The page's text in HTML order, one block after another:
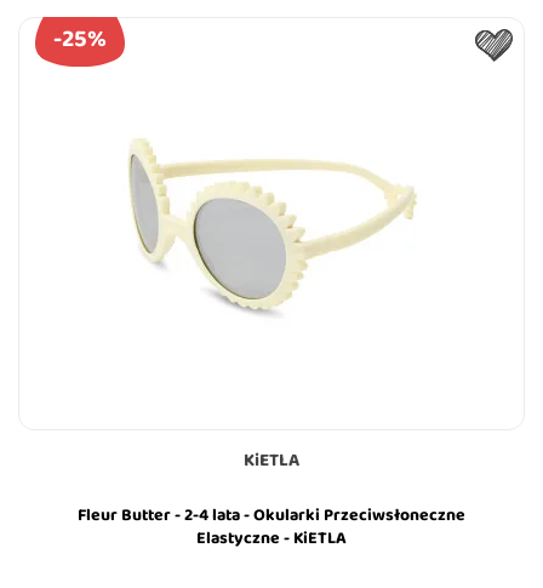
KiETLA
Fleur Butter - 2-4 lata - Okularki Przeciwsłoneczne
Elastyczne - KiETLA
-25%